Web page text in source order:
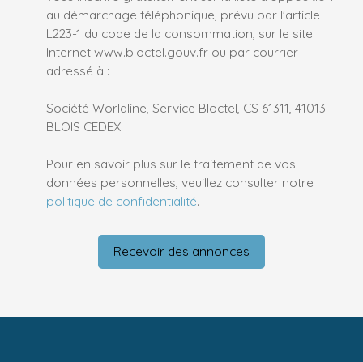
au démarchage téléphonique, prévu par l'article
L223-1 du code de la consommation, sur le site
Internet www.bloctel.gouv.fr ou par courrier
adressé à :
Société Worldline, Service Bloctel, CS 61311, 41013
BLOIS CEDEX.
Pour en savoir plus sur le traitement de vos
données personnelles, veuillez consulter notre
politique de confidentialité.
Recevoir des annonces